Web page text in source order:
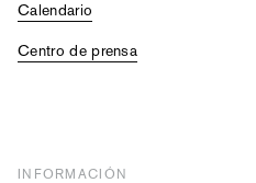
Calendario
Centro de prensa
INFORMACIÓN